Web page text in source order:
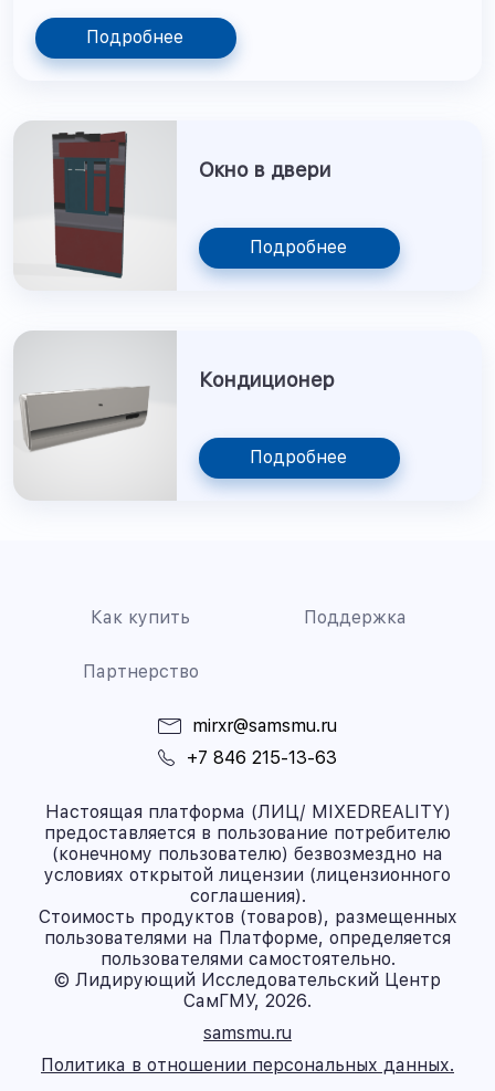
Подробнее
Окно в двери
Подробнее
Кондиционер
Подробнее
Как купить Поддержка
Партнерство
mirxr@samsmu.ru
+7 846 215-13-63
Настоящая платформа (ЛИЦ/ MIXEDREALITY)
предоставляется в пользование потребителю
(конечному пользователю) безвозмездно на
условиях открытой лицензии (лицензионного
соглашения).
Стоимость продуктов (товаров), размещенных
пользователями на Платформе, определяется
пользователями самостоятельно.
© Лидирующий Исследовательский Центр
СамГМУ, 2026.
samsmu.ru
Политика в отношении персональных данных.